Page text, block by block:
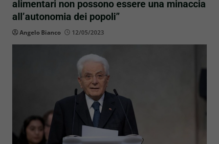
alimentari non possono essere una minaccia
all’autonomia dei popoli”
Angelo Bianco 12/05/2023